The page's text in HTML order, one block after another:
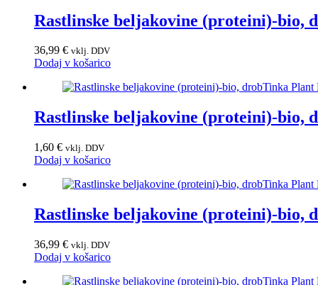
Rastlinske beljakovine (proteini)-bio,
36,99 € vklj. DDV
Dodaj v košarico
Rastlinske beljakovine (proteini)-bio,
1,60 € vklj. DDV
Dodaj v košarico
Rastlinske beljakovine (proteini)-bio,
36,99 € vklj. DDV
Dodaj v košarico